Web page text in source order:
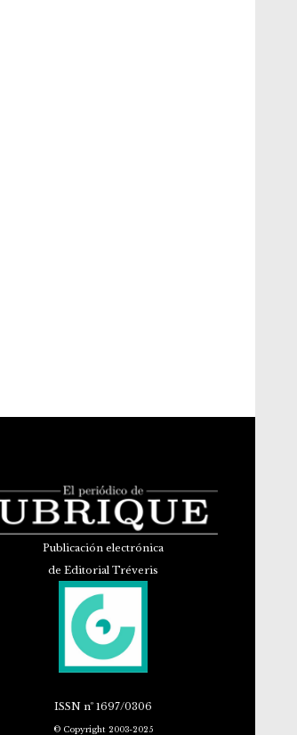
Publicación electrónica
de Editorial Tréveris
ISSNnº 1697/0306
© Copyright 2003-2025